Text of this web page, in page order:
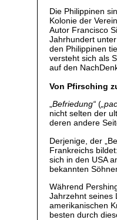
Die Philippinen
Kolonie der
Autor Francisco
Jahrhundert
den Philippinen
versteht sich als
auf den
Von Pfirsching
„Befriedung“ (
nicht selten der
deren andere
Derjenige, der
Frankreichs
sich in den USA
bekannten
Während
Jahrzehnt seines
amerikanischen
besten durch